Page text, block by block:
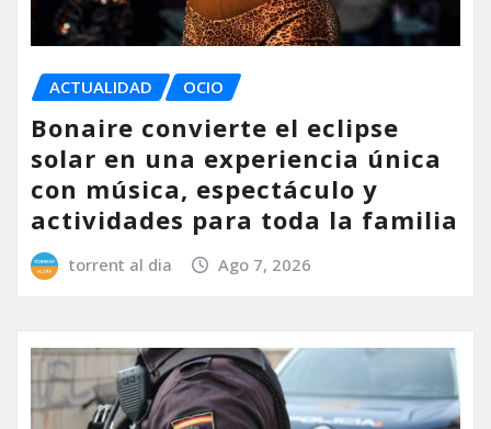
ACTUALIDAD OCIO
Bonaire convierte el eclipse
solar en una experiencia única
con música, espectáculo y
actividades para toda la familia
torrent al dia Ago 7, 2026